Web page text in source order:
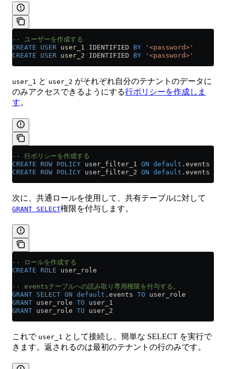
-- ユーザーを作成する
CREATE USER user_1 IDENTIFIED BY '<password>'
CREATE USER user_2 IDENTIFIED BY '<password>'
user_1 と user_2 がそれぞれ自分のテナントのデータに
のみアクセスできるようにする行ポリシーを作成しま
す。
-- 行ポリシーを作成する
CREATE ROW POLICY user_filter_1 ON default .events
CREATE ROW POLICY user_filter_2 ON default .events
次に、共通ロールを使用して、共有テーブルに対して
GRANT SELECT権限を付与します。
-- ロールを作成する
CREATE ROLE user_role
-- eventsテーブルへの読み取り専用権限を付与する。
GRANT SELECT ON default .events TO user_role
GRANT user_role TO user_1
GRANT user_role TO user_2
これで user_1 として接続し、簡単な SELECT を実行で
きます。返されるのは最初のテナントの行のみです。